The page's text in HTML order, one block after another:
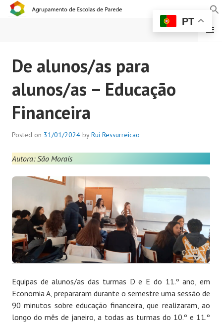
AGRUPAMENTO DE
ESCOLAS DE PAREDE
MENU
De alunos/as para
alunos/as – Educação
Financeira
Posted on 31/01/2024 byRui Ressurreicao
Autora: São Morais
Equipas de alunos/as das turmas D e E do 11.º ano, em
Economia A, prepararam durante o semestre uma sessão de
90 minutos sobre educação financeira, que realizaram, ao
longo do mês de janeiro, a todas as turmas do 10.º e 11.º
PT